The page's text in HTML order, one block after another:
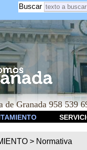
Buscar
Granada 958 539
> Normativa